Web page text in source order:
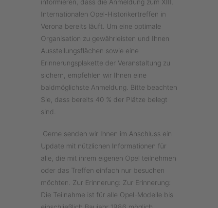
Internationalen Opel-Historikertreffen in
Verona bereits läuft. Um eine optimale
Organisation zu gewährleisten und Ihnen
Ausstellungsflächen sowie eine
Erinnerungsplakette der Veranstaltung zu
sichern, empfehlen wir Ihnen eine
baldmöglichste Anmeldung. Bitte beachten
Sie, dass bereits 40 % der Plätze belegt
sind.
Gerne senden wir Ihnen im Anschluss ein
Update mit nützlichen Informationen für
alle, die mit ihrem eigenen Opel teilnehmen
oder das Treffen einfach nur besuchen
möchten. Zur Erinnerung: Zur Erinnerung:
Die Teilnahme ist für alle Opel-Modelle bis